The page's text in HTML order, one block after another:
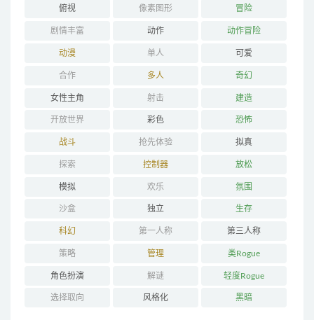
俯视 像素图形 冒险
剧情丰富 动作 动作冒险
动漫 单人 可爱
合作 多人 奇幻
女性主角 射击 建造
开放世界 彩色 恐怖
战斗 抢先体验 拟真
探索 控制器 放松
模拟 欢乐 氛围
沙盒 独立 生存
科幻 第一人称 第三人称
策略 管理 类Rogue
角色扮演 解谜 轻度Rogue
选择取向 风格化 黑暗